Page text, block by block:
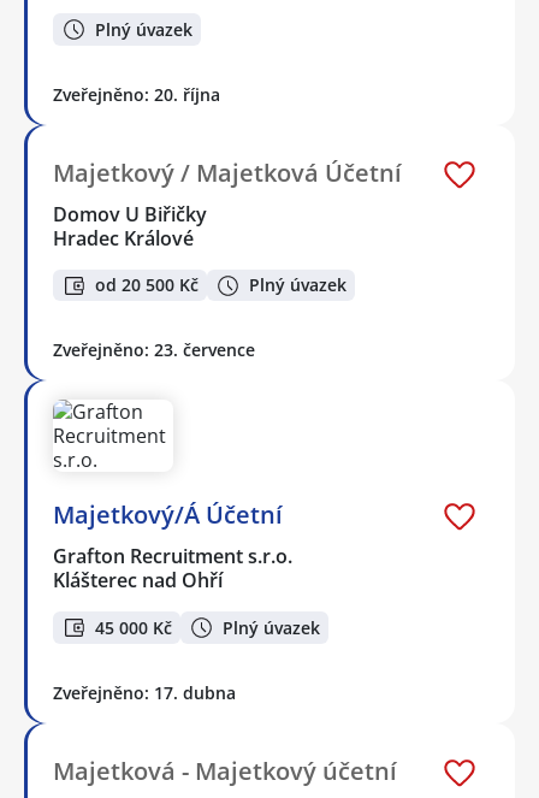
Plný úvazek
Zveřejněno: 20. října
Majetkový / Majetková Účetní
Domov U Biřičky
Hradec Králové
od 20 500 Kč Plný úvazek
Zveřejněno: 23. července
Majetkový/Á Účetní
Grafton Recruitment s.r.o.
Klášterec nad Ohří
45 000 Kč Plný úvazek
Zveřejněno: 17. dubna
Majetková - Majetkový účetní